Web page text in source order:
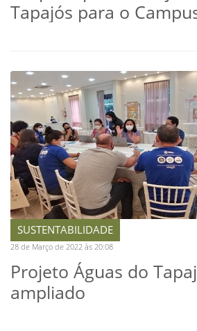
Tapajós para o
SUSTENTABILIDADE
28 de Março de 2022 às 20:08
Projeto Águas do
ampliado